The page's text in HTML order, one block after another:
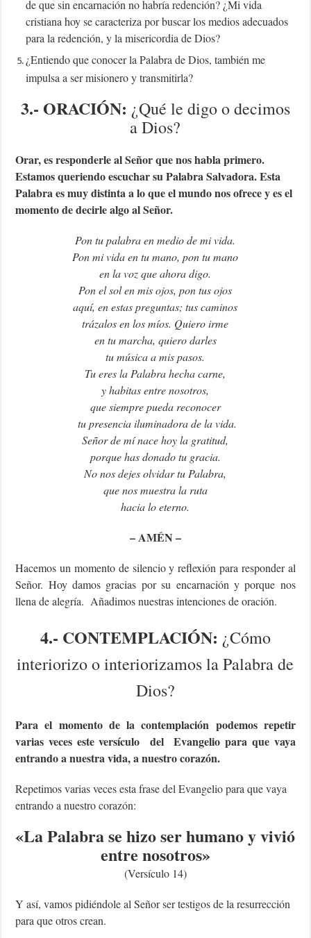
de que sin encarnación no habría redención? ¿Mi vida
cristiana hoy se caracteriza por buscar los medios adecuados
para la redención, y la misericordia de Dios?
¿Entiendo que conocer la Palabra de Dios, también me
impulsa a ser misionero y transmitirla?
3.- ORACIÓN: ¿Qué le digo o decimos
a Dios?
Orar, es responderle al Señor que nos habla primero.
Estamos queriendo escuchar su Palabra Salvadora. Esta
Palabra es muy distinta a lo que el mundo nos ofrece y es el
momento de decirle algo al Señor.
Pon tu palabra en medio de mi vida.
Pon mi vida en tu mano, pon tu mano
en la voz que ahora digo.
Pon el sol en mis ojos, pon tus ojos
aquí, en estas preguntas; tus caminos
trázalos en los míos. Quiero irme
en tu marcha, quiero darles
tu música a mis pasos.
Tu eres la Palabra hecha carne,
y habitas entre nosotros,
que siempre pueda reconocer
tu presencia iluminadora de la vida.
Señor de mí nace hoy la gratitud,
porque has donado tu gracia.
No nos dejes olvidar tu Palabra,
que nos muestra la ruta
hacia lo eterno.
– AMÉN –
Hacemos un momento de silencio y reflexión para responder al
Señor. Hoy damos gracias por su encarnación y porque nos
llena de alegría. Añadimos nuestras intenciones de oración.
4.- CONTEMPLACIÓN: ¿Cómo
interiorizo o interiorizamos la Palabra de
Dios?
Para el momento de la contemplación podemos repetir
varias veces este versículo del Evangelio para que vaya
entrando a nuestra vida, a nuestro corazón.
Repetimos varias veces esta frase del Evangelio para que vaya
entrando a nuestro corazón:
«La Palabra se hizo ser humano y vivió
entre nosotros»
(Versículo 14)
Y así, vamos pidiéndole al Señor ser testigos de la resurrección
para que otros crean.